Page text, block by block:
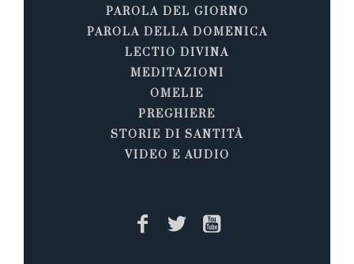
PAROLA DEL GIORNO
PAROLA DELLA DOMENICA
LECTIO DIVINA
MEDITAZIONI
OMELIE
PREGHIERE
STORIE DI SANTITÀ
VIDEO E AUDIO